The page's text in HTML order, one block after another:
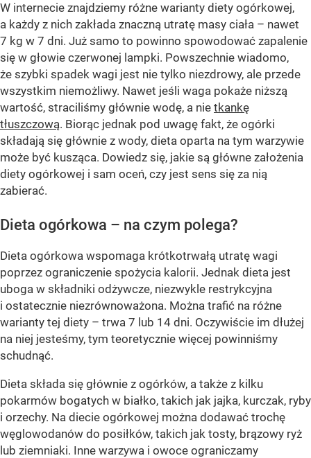
W internecie znajdziemy różne warianty diety ogórkowej,
a każdy z nich zakłada znaczną utratę masy ciała – nawet
7 kg w 7 dni. Już samo to powinno spowodować zapalenie
się w głowie czerwonej lampki. Powszechnie wiadomo,
że szybki spadek wagi jest nie tylko niezdrowy, ale przede
wszystkim niemożliwy. Nawet jeśli waga pokaże niższą
wartość, straciliśmy głównie wodę, a nie tkankę
tłuszczową. Biorąc jednak pod uwagę fakt, że ogórki
składają się głównie z wody, dieta oparta na tym warzywie
może być kusząca. Dowiedz się, jakie są główne założenia
diety ogórkowej i sam oceń, czy jest sens się za nią
zabierać.
Dieta ogórkowa – na czym polega?
Dieta ogórkowa wspomaga krótkotrwałą utratę wagi
poprzez ograniczenie spożycia kalorii. Jednak dieta jest
uboga w składniki odżywcze, niezwykle restrykcyjna
i ostatecznie niezrównoważona. Można trafić na różne
warianty tej diety – trwa 7 lub 14 dni. Oczywiście im dłużej
na niej jesteśmy, tym teoretycznie więcej powinniśmy
schudnąć.
Dieta składa się głównie z ogórków, a także z kilku
pokarmów bogatych w białko, takich jak jajka, kurczak, ryby
i orzechy. Na diecie ogórkowej można dodawać trochę
węglowodanów do posiłków, takich jak tosty, brązowy ryż
lub ziemniaki. Inne warzywa i owoce ograniczamy